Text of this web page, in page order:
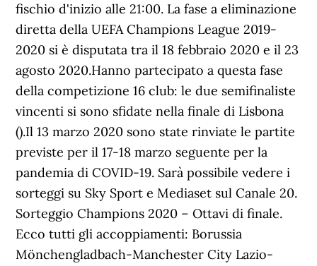
fischio d'inizio alle 21:00. La fase a eliminazione
diretta della UEFA Champions League 2019-
2020 si è disputata tra il 18 febbraio 2020 e il 23
agosto 2020.Hanno partecipato a questa fase
della competizione 16 club: le due semifinaliste
vincenti si sono sfidate nella finale di Lisbona
().Il 13 marzo 2020 sono state rinviate le partite
previste per il 17-18 marzo seguente per la
pandemia di COVID-19. Sarà possibile vedere i
sorteggi su Sky Sport e Mediaset sul Canale 20.
Sorteggio Champions 2020 – Ottavi di finale.
Ecco tutti gli accoppiamenti: Borussia
Mönchengladbach-Manchester City Lazio-